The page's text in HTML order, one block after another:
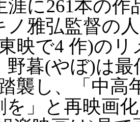
涯に261本の作
ノ雅弘監督の
映で4 作)の
野暮(やぼ)は
襲し、「中高
を」と再映画